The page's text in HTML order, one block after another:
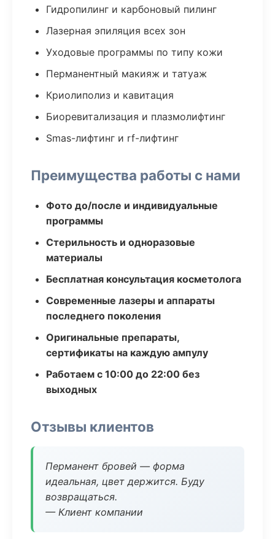
Гидропилинг и карбоновый пилинг
Лазерная эпиляция всех зон
Уходовые программы по типу кожи
Перманентный макияж и татуаж
Криолиполиз и кавитация
Биоревитализация и плазмолифтинг
Smas-лифтинг и rf-лифтинг
Преимущества работы с нами
Фото до/после и индивидуальные
программы
Стерильность и одноразовые
материалы
Бесплатная консультация косметолога
Современные лазеры и аппараты
последнего поколения
Оригинальные препараты,
сертификаты на каждую ампулу
Работаем с 10:00 до 22:00 без
выходных
Отзывы клиентов
Перманент бровей — форма
идеальная, цвет держится. Буду
возвращаться.
— Клиент компании